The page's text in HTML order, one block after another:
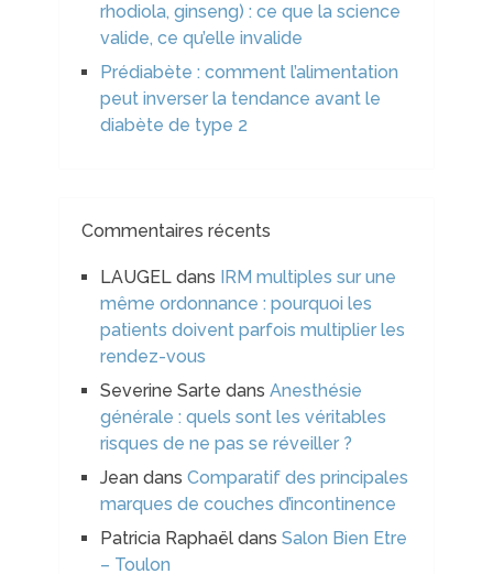
rhodiola, ginseng) : ce que la science
valide, ce qu’elle invalide
Prédiabète : comment l’alimentation
peut inverser la tendance avant le
diabète de type 2
Commentaires récents
LAUGELdans
IRM multiples sur une
même ordonnance : pourquoi les
patients doivent parfois multiplier les
rendez-vous
Severine Sarte dans Anesthésie
générale : quels sont les véritables
risques de ne pas se réveiller ?
Jeandans Comparatif des principales
marques de couches d’incontinence
Patricia Raphaëldans Salon Bien Etre
– Toulon